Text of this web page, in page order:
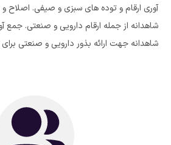
آوری ارقام و توده های سبزی و صیفی. اصلاح و
شاهدانه از جمله ارقام دارویی و صنعتی. جمع
شاهدانه جهت ارائه بذور دارویی و صنعتی برای